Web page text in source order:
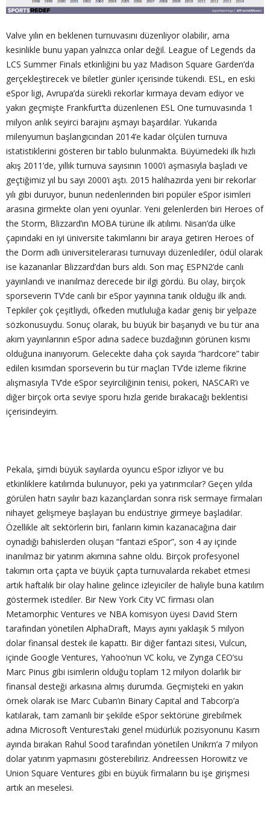
Valve yılın en beklenen turnuvasını düzenliyor olabilir, ama
kesinlikle bunu yapan yalnızca onlar değil. League of Legends da
LCS Summer Finals etkinliğini bu yaz Madison Square Garden’da
gerçekleştirecek ve biletler günler içerisinde tükendi. ESL, en eski
eSpor ligi, Avrupa’da sürekli rekorlar kırmaya devam ediyor ve
yakın geçmişte Frankfurt’ta düzenlenen ESL One turnuvasında 1
milyon anlık seyirci barajını aşmayı başardılar. Yukarıda
milenyumun başlangıcından 2014’e kadar ölçülen turnuva
istatistiklerini gösteren bir tablo bulunmakta. Büyümedeki ilk hızlı
akış 2011’de, yıllık turnuva sayısının 1000’i aşmasıyla başladı ve
geçtiğimiz yıl bu sayı 2000’i aştı. 2015 halihazırda yeni bir rekorlar
yılı gibi duruyor, bunun nedenlerinden biri popüler eSpor isimleri
arasına girmekte olan yeni oyunlar. Yeni gelenlerden biri Heroes of
the Storm, Blizzard’ın MOBA türüne ilk atılımı. Nisan’da ülke
çapındaki en iyi üniversite takımlarını bir araya getiren Heroes of
the Dorm adlı üniversitelerarası turnuvayı düzenlediler, ödül olarak
ise kazananlar Blizzard’dan burs aldı. Son maç ESPN2’de canlı
yayınlandı ve inanılmaz derecede bir ilgi gördü. Bu olay, birçok
sporseverin TV’de canlı bir eSpor yayınına tanık olduğu ilk andı.
Tepkiler çok çeşitliydi, öfkeden mutluluğa kadar geniş bir yelpaze
sözkonusuydu. Sonuç olarak, bu büyük bir başarıydı ve bu tür ana
akım yayınlarının eSpor adına sadece buzdağının görünen kısmı
olduğuna inanıyorum. Gelecekte daha çok sayıda “hardcore” tabir
edilen kısımdan sporseverin bu tür maçları TV’de izleme fikrine
alışmasıyla TV’de eSpor seyirciliğinin tenisi, pokeri, NASCAR’ı ve
diğer birçok orta seviye sporu hızla geride bırakacağı beklentisi
içerisindeyim.
Pekala, şimdi büyük sayılarda oyuncu eSpor izliyor ve bu
etkinliklere katılımda bulunuyor, peki ya yatırımcılar? Geçen yılda
görülen hatrı sayılır bazı kazançlardan sonra risk sermaye firmaları
nihayet gelişmeye başlayan bu endüstriye girmeye başladılar.
Özellikle alt sektörlerin biri, fanların kimin kazanacağına dair
oynadığı bahislerden oluşan “fantazi eSpor”, son 4 ay içinde
inanılmaz bir yatırım akımına sahne oldu. Birçok profesyonel
takımın orta çapta ve büyük çapta turnuvalarda rekabet etmesi
artık haftalık bir olay haline gelince izleyiciler de haliyle buna katılım
göstermek istediler. Bir New York City VC firması olan
Metamorphic Ventures ve NBA komisyon üyesi David Stern
tarafından yönetilen AlphaDraft, Mayıs ayını yaklaşık 5 milyon
dolar finansal destek ile kapattı. Bir diğer fantazi sitesi, Vulcun,
içinde Google Ventures, Yahoo’nun VC kolu, ve Zynga CEO’su
Marc Pinus gibi isimlerin olduğu toplam 12 milyon dolarlık bir
finansal desteği arkasına almış durumda. Geçmişteki en yakın
örnek olarak ise Marc Cuban’ın Binary Capital and Tabcorp’a
katılarak, tam zamanlı bir şekilde eSpor sektörüne girebilmek
adına Microsoft Ventures’taki genel müdürlük pozisyonunu Kasım
ayında bırakan Rahul Sood tarafından yönetilen Unikrn’a 7 milyon
dolar yatırım yapmasını gösterebiliriz. Andreessen Horowitz ve
Union Square Ventures gibi en büyük firmaların bu işe girişmesi
artık an meselesi.